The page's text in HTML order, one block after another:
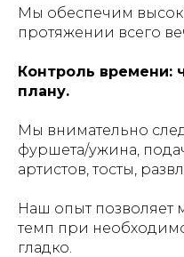
Мы обеспечим
протяжении всего
Контроль времени:
плану.
Мы внимательно
фуршета/ужина,
артистов, тосты,
Наш опыт позволяет
темп при
гладко.